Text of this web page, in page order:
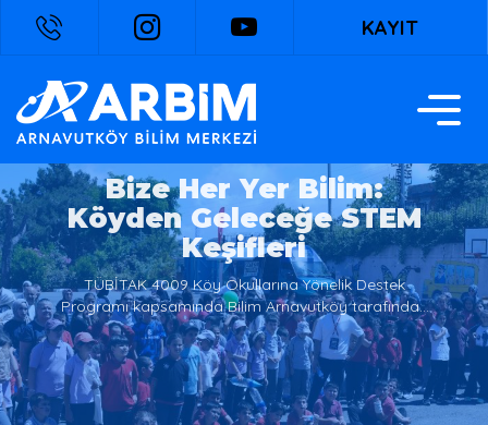
KAYIT
Bize Her Yer Bilim:
Köyden Geleceğe STEM
Keşifleri
TÜBİTAK 4009 Köy Okullarına Yönelik Destek
Programı kapsamında Bilim Arnavutköy tarafından
hayata geçirilen "Bize Her Yer Bilim: Köyden
Geleceğe STEM Keşifleri" projesi, Tayakadın’da
düzenlenen üç günlük bilim ve teknoloji şenliği
başarıyla tamamlandı.